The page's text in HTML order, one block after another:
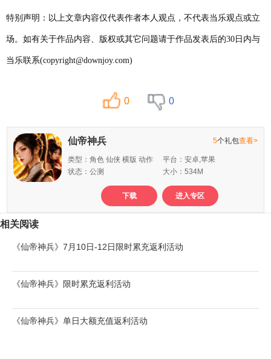
特别声明：以上文章内容仅代表作者本人观点，不代表当乐观点或立
场。如有关于作品内容、版权或其它问题请于作品发表后的30日内与
当乐联系(copyright@downjoy.com)
0 0
仙帝神兵 5个礼包查看>
类型：角色 仙侠 横版 动作
平台：安卓,苹果
状态：公测
大小：534M
下载 进入专区
相关阅读
《仙帝神兵》7月10日-12日限时累充返利活动
《仙帝神兵》限时累充返利活动
《仙帝神兵》单日大额充值返利活动